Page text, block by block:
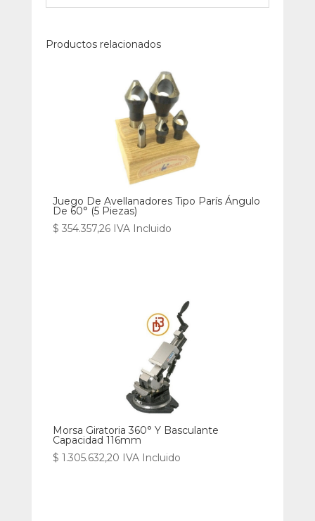
Productos relacionados
Juego De Avellanadores Tipo París Ángulo
De 60° (5 Piezas)
$ 354.357,26 IVA Incluido
Morsa Giratoria 360° Y Basculante
Capacidad 116mm
$ 1.305.632,20 IVA Incluido